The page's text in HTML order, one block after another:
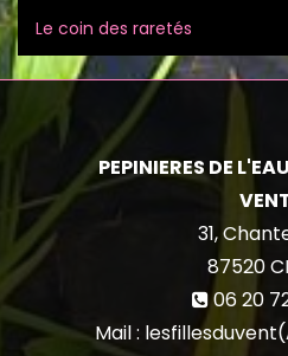
Le coin des raretés
PEPINIERES DE
31,
87520
06 20
Mail :